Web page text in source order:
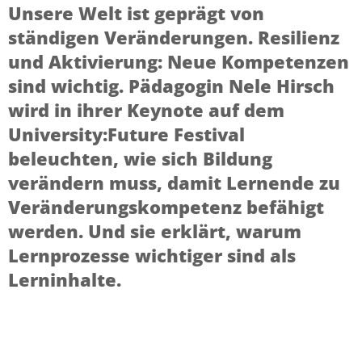
Unsere Welt ist geprägt von
ständigen Veränderungen. Resilienz
und Aktivierung: Neue Kompetenzen
sind wichtig. Pädagogin Nele Hirsch
wird in ihrer Keynote auf dem
University:Future Festival
beleuchten, wie sich Bildung
verändern muss, damit Lernende zu
Veränderungskompetenz befähigt
werden. Und sie erklärt, warum
Lernprozesse wichtiger sind als
Lerninhalte.